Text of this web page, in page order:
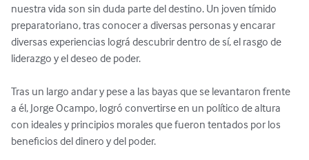
nuestra vida son sin duda parte del destino. Un joven tímido
preparatoriano, tras conocer a diversas personas y encarar
diversas experiencias lográ descubrir dentro de sí, el rasgo de
liderazgo y el deseo de poder.
Tras un largo andar y pese a las bayas que se levantaron frente
a él, Jorge Ocampo, logró convertirse en un político de altura
con ideales y principios morales que fueron tentados por los
beneficios del dinero y del poder.